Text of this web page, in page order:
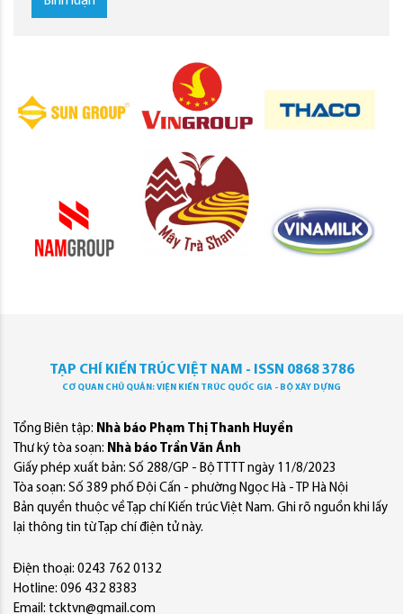
TẠP CHÍ KIẾN TRÚC VIỆT NAM - ISSN 0868 3786
CƠ QUAN CHỦ QUẢN: VIỆN KIẾN TRÚC QUỐC GIA - BỘ XÂY DỰNG
Tổng Biên tập: Nhà báo Phạm Thị Thanh Huyền
Thư ký tòa soạn: Nhà báo Trần Văn Ánh
Giấy phép xuất bản: Số 288/GP - Bộ TTTT ngày 11/8/2023
Tòa soạn: Số 389 phố Đội Cấn - phường Ngọc Hà - TP Hà Nội
Bản quyền thuộc về Tạp chí Kiến trúc Việt Nam. Ghi rõ nguồn khi lấy
lại thông tin từ Tạp chí điện tử này.
Điện thoại: 0243 762 0132
Hotline: 096 432 8383
Email: tcktvn@gmail.com